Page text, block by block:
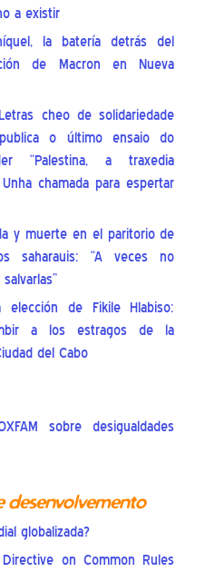
a existir
la batería detrás del
de Macron en Nueva
cheo de solidariedade
o último ensaio do
“Palestina, a traxedia
chamada para espertar
y muerte en el paritorio de
saharauis: “A veces no
elección de Fikile Hlabiso:
a los estragos de la
del Cabo
sobre desigualdades
desenvolvemento
globalizada?
on Common Rules